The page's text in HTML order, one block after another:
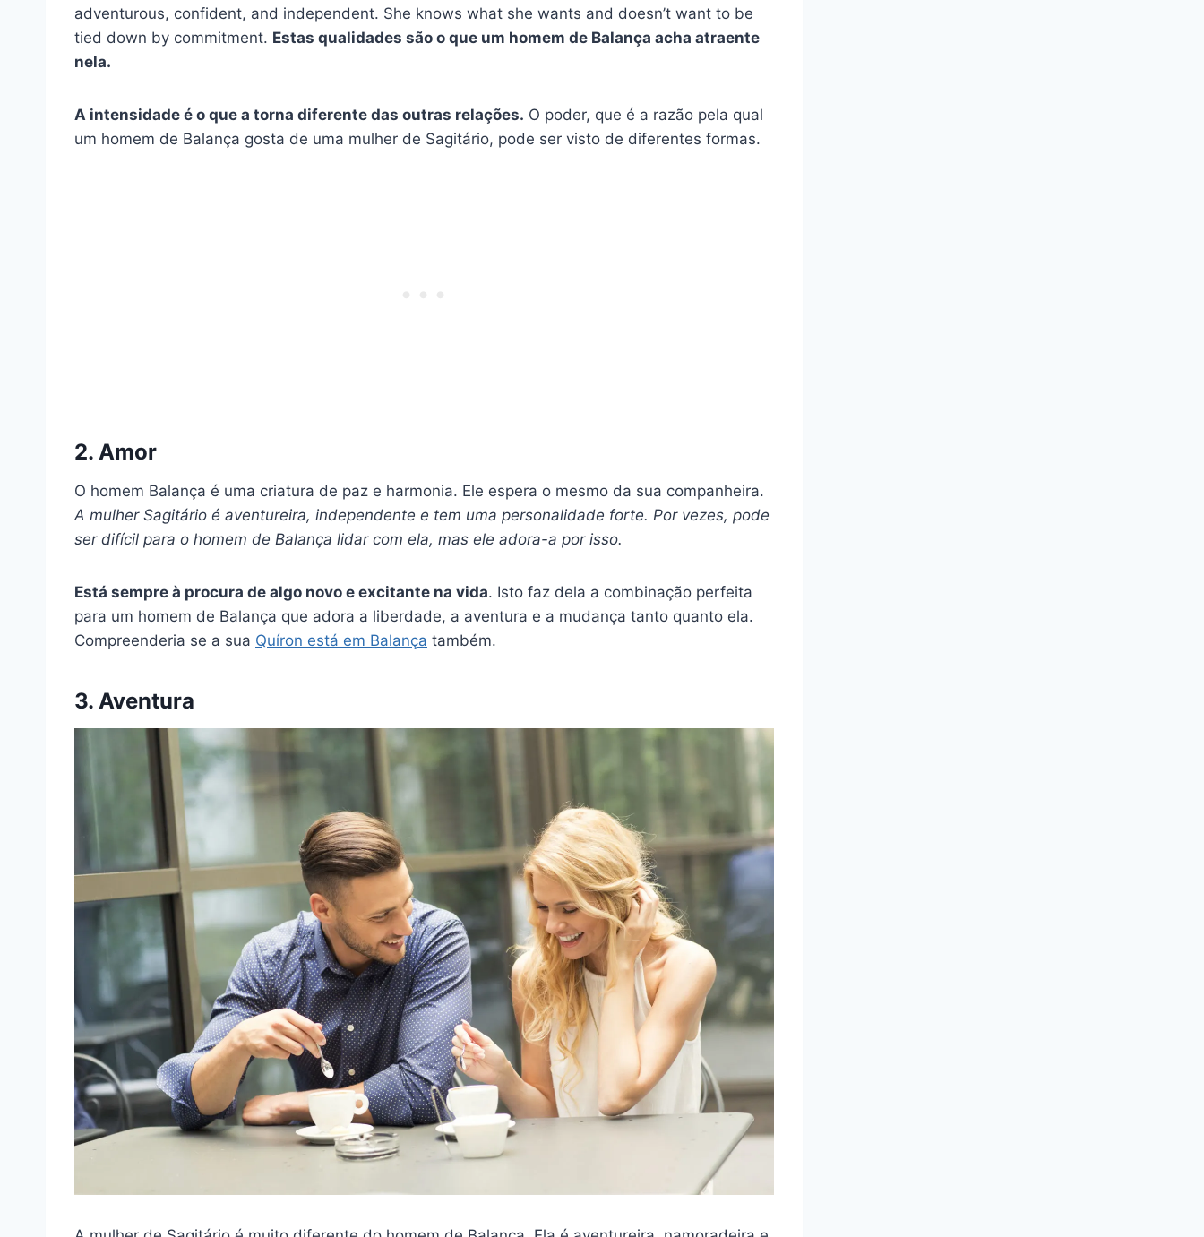
adventurous, confident, and independent. She knows what she wants and doesn’t want to be
tied down by commitment. Estas qualidades são o que um homem de Balança acha atraente
nela.
A intensidade é o que a torna diferente das outras relações. O poder, que é a razão pela qual
um homem de Balança gosta de uma mulher de Sagitário, pode ser visto de diferentes formas.
2. Amor
O homem Balança é uma criatura de paz e harmonia. Ele espera o mesmo da sua companheira.
A mulher Sagitário é aventureira, independente e tem uma personalidade forte. Por vezes, pode
ser difícil para o homem de Balança lidar com ela, mas ele adora-a por isso.
Está sempre à procura de algo novo e excitante na vida. Isto faz dela a combinação perfeita
para um homem de Balança que adora a liberdade, a aventura e a mudança tanto quanto ela.
Compreenderia se a sua Quíron está em Balança também.
3. Aventura